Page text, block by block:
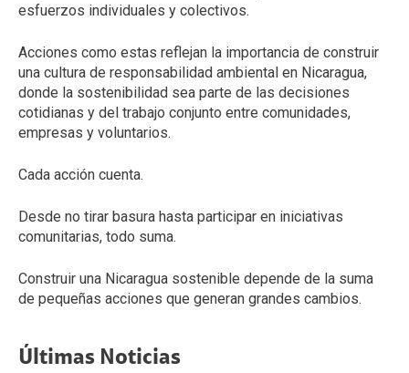
esfuerzos individuales y colectivos.
Acciones como estas reflejan la importancia de construir
una cultura de responsabilidad ambiental en Nicaragua,
donde la sostenibilidad sea parte de las decisiones
cotidianas y del trabajo conjunto entre comunidades,
empresas y voluntarios.
Cada acción cuenta.
Desde no tirar basura hasta participar en iniciativas
comunitarias, todo suma.
Construir una Nicaragua sostenible depende de la suma
de pequeñas acciones que generan grandes cambios.
Últimas Noticias